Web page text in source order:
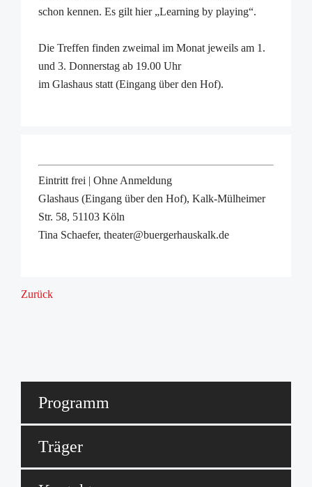
schon kennen. Es gilt hier „Learning by playing“.
Die Treffen finden zweimal im Monat jeweils am 1.
und 3. Donnerstag ab 19.00 Uhr
im Glashaus statt (Eingang über den Hof).
Eintritt frei | Ohne Anmeldung
Glashaus (Eingang über den Hof), Kalk-Mülheimer
Str. 58, 51103 Köln
Tina Schaefer, theater@buergerhauskalk.de
Zurück
Programm
Träger